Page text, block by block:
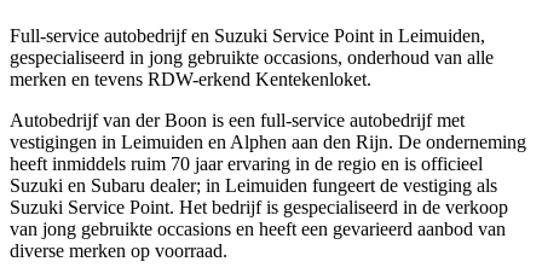
Full-service autobedrijf en Suzuki Service Point in Leimuiden,
gespecialiseerd in jong gebruikte occasions, onderhoud van alle
merken en tevens RDW-erkend Kentekenloket.
Autobedrijf van der Boon is een full-service autobedrijf met
vestigingen in Leimuiden en Alphen aan den Rijn. De onderneming
heeft inmiddels ruim 70 jaar ervaring in de regio en is officieel
Suzuki en Subaru dealer; in Leimuiden fungeert de vestiging als
Suzuki Service Point. Het bedrijf is gespecialiseerd in de verkoop
van jong gebruikte occasions en heeft een gevarieerd aanbod van
diverse merken op voorraad.